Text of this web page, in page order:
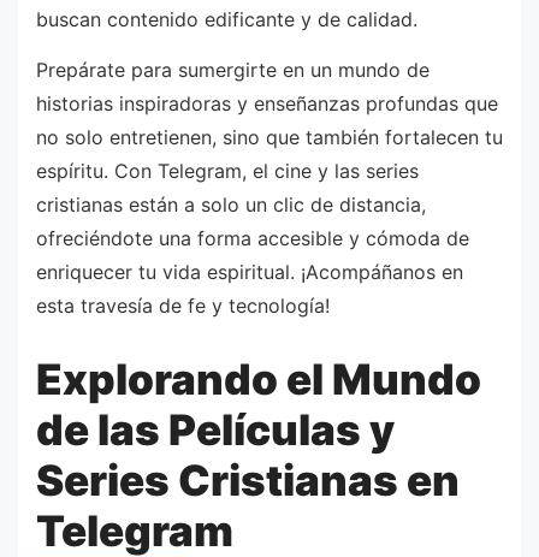
buscan contenido edificante y de calidad.
Prepárate para sumergirte en un mundo de
historias inspiradoras y enseñanzas profundas que
no solo entretienen, sino que también fortalecen tu
espíritu. Con Telegram, el cine y las series
cristianas están a solo un clic de distancia,
ofreciéndote una forma accesible y cómoda de
enriquecer tu vida espiritual. ¡Acompáñanos en
esta travesía de fe y tecnología!
Explorando el Mundo
de las Películas y
Series Cristianas en
Telegram